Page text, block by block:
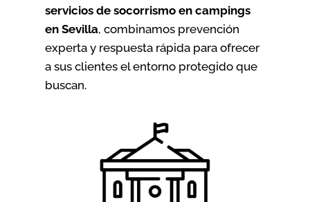
servicios de socorrismo en campings
en Sevilla, combinamos prevención
experta y respuesta rápida para ofrecer
a sus clientes el entorno protegido que
buscan.